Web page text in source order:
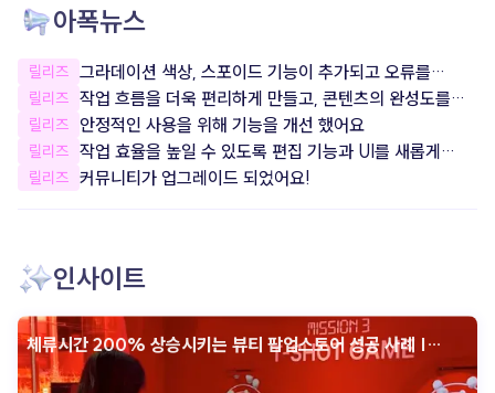
여러 레이어를 더욱 편리하게 구분하고
관리할 수 있습니다. 📌 음악 재생 옵션이
더욱 다양해졌어요. 음악이 재생되는 구간과
볼륨을 원하는 대로 설정할 수 있도록 상세
옵션을 개선했어요. 콘텐츠의 분위기와
장면에 맞게 음악을 조절하여 더욱 완성도
높은 콘텐츠를 제작해 보세요. 📌 서비스
안정성을 개선했어요. 더욱 안정적으로
아폭뉴스
릴리즈 그라데이션 색상, 스포이드 기능이 추가되고 오류를
잡았어요!
릴리즈 작업 흐름을 더욱 편리하게 만들고, 콘텐츠의 완성도를
높일 수 있도록 기능을 개선했어요.
릴리즈 안정적인 사용을 위해 기능을 개선 했어요
릴리즈 작업 효율을 높일 수 있도록 편집 기능과 UI를 새롭게
개선했어요.
릴리즈 커뮤니티가 업그레이드 되었어요!
인사이트
체류시간 200% 상승시키는 뷰티 팝업스토어 성공 사례 |
인터랙티브 콘텐츠